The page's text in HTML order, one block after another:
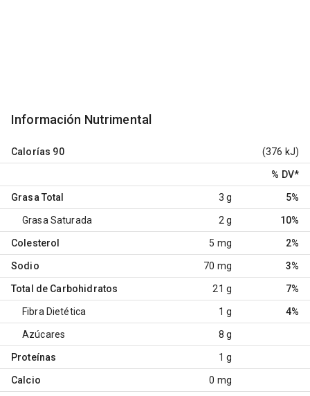
Información Nutrimental
Calorías 90 (376 kJ)
% DV*
Grasa Total 3 g 5%
Grasa Saturada 2 g 10%
Colesterol 5 mg 2%
Sodio 70 mg 3%
Total de Carbohidratos 21 g 7%
Fibra Dietética 1 g 4%
Azúcares 8 g
Proteínas 1 g
Calcio 0 mg